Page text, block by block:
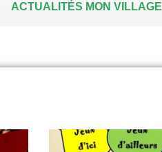
ACTUALITÉS MON VILLAGE